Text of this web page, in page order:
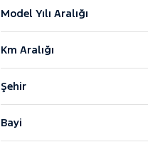
DAIHATSU
FIAT
FORD
E-Tourneo Courier
Model Yılı Aralığı
Km Aralığı
Şehir
Bayi